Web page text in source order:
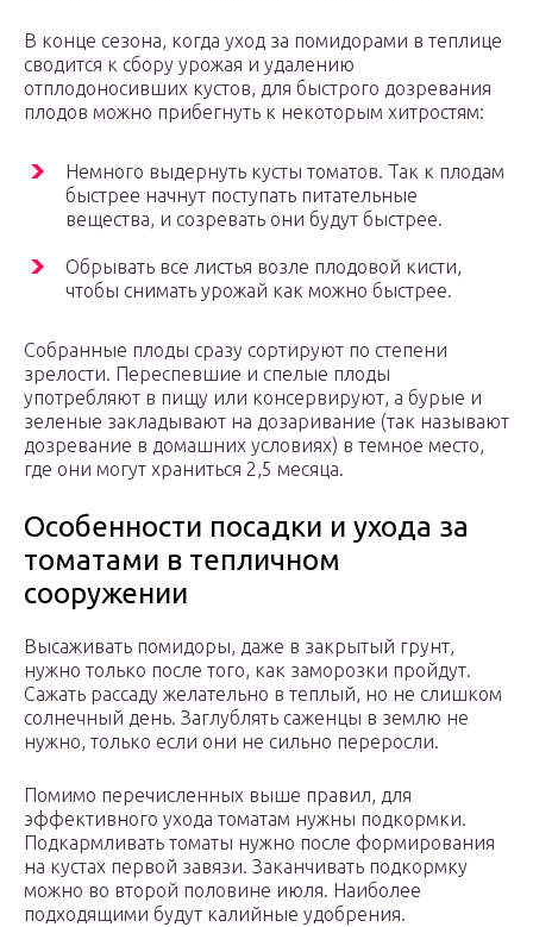
В конце сезона, когда уход за помидорами в теплице
сводится к сбору урожая и удалению
отплодоносивших кустов, для быстрого дозревания
плодов можно прибегнуть к некоторым хитростям:
Немного выдернуть кусты томатов. Так к плодам
быстрее начнут поступать питательные
вещества, и созревать они будут быстрее.
Обрывать все листья возле плодовой кисти,
чтобы снимать урожай как можно быстрее.
Собранные плоды сразу сортируют по степени
зрелости. Переспевшие и спелые плоды
употребляют в пищу или консервируют, а бурые и
зеленые закладывают на дозаривание (так называют
дозревание в домашних условиях) в темное место,
где они могут храниться 2,5 месяца.
Особенности посадки и ухода за
томатами в тепличном
сооружении
Высаживать помидоры, даже в закрытый грунт,
нужно только после того, как заморозки пройдут.
Сажать рассаду желательно в теплый, но не слишком
солнечный день. Заглублять саженцы в землю не
нужно, только если они не сильно переросли.
Помимо перечисленных выше правил, для
эффективного ухода томатам нужны подкормки.
Подкармливать томаты нужно после формирования
на кустах первой завязи. Заканчивать подкормку
можно во второй половине июля. Наиболее
подходящими будут калийные удобрения.